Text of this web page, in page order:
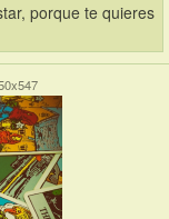
porque te quieres